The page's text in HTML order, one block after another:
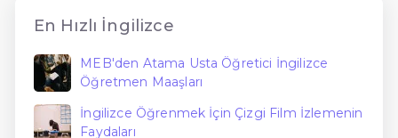
En Hızlı İngilizce
MEB'den Atama Usta Öğretici İngilizce
Öğretmen Maaşları
İngilizce Öğrenmek İçin Çizgi Film İzlemenin
Faydaları